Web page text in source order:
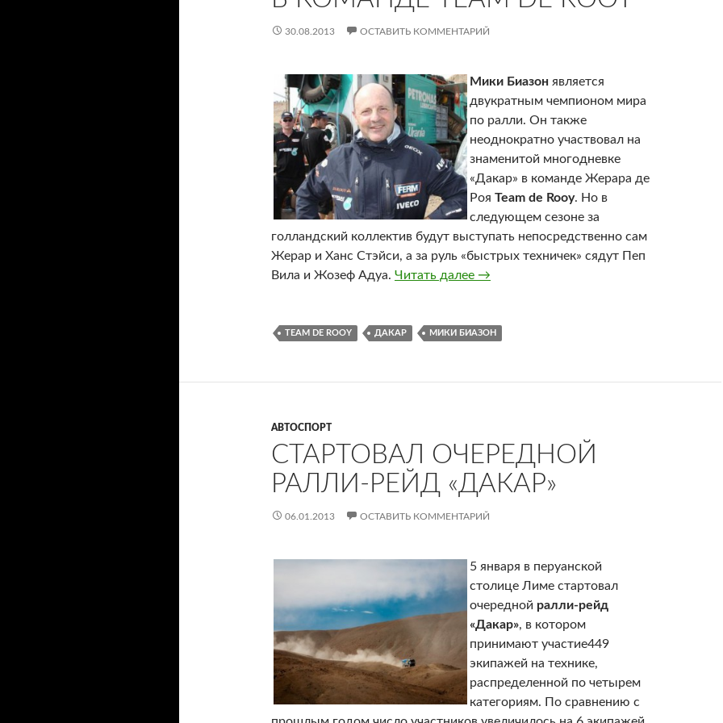
30.08.2013 ОСТАВИТЬ КОММЕНТАРИЙ
Мики Биазон является
двукратным чемпионом мира
по ралли. Он также
неоднократно участвовал на
знаменитой многодневке
«Дакар» в команде Жерара де
Роя Team de Rooy. Но в
следующем сезоне за
голландский коллектив будут выступать непосредственно сам
Жерар и Ханс Стэйси, а за руль «быстрых техничек» сядут Пеп
Вила и Жозеф Адуа. Читать далее Экс-чемпиону мира по ралли не нашлось
→
TEAM DE ROOY ДАКАР МИКИ БИАЗОН
АВТОСПОРТ
СТАРТОВАЛ ОЧЕРЕДНОЙ
РАЛЛИ-РЕЙД «ДАКАР»
06.01.2013 ОСТАВИТЬ КОММЕНТАРИЙ
5 января в перуанской
столице Лиме стартовал
очередной ралли-рейд
«Дакар», в котором
принимают участие449
экипажей на технике,
распределенной по четырем
категориям. По сравнению с